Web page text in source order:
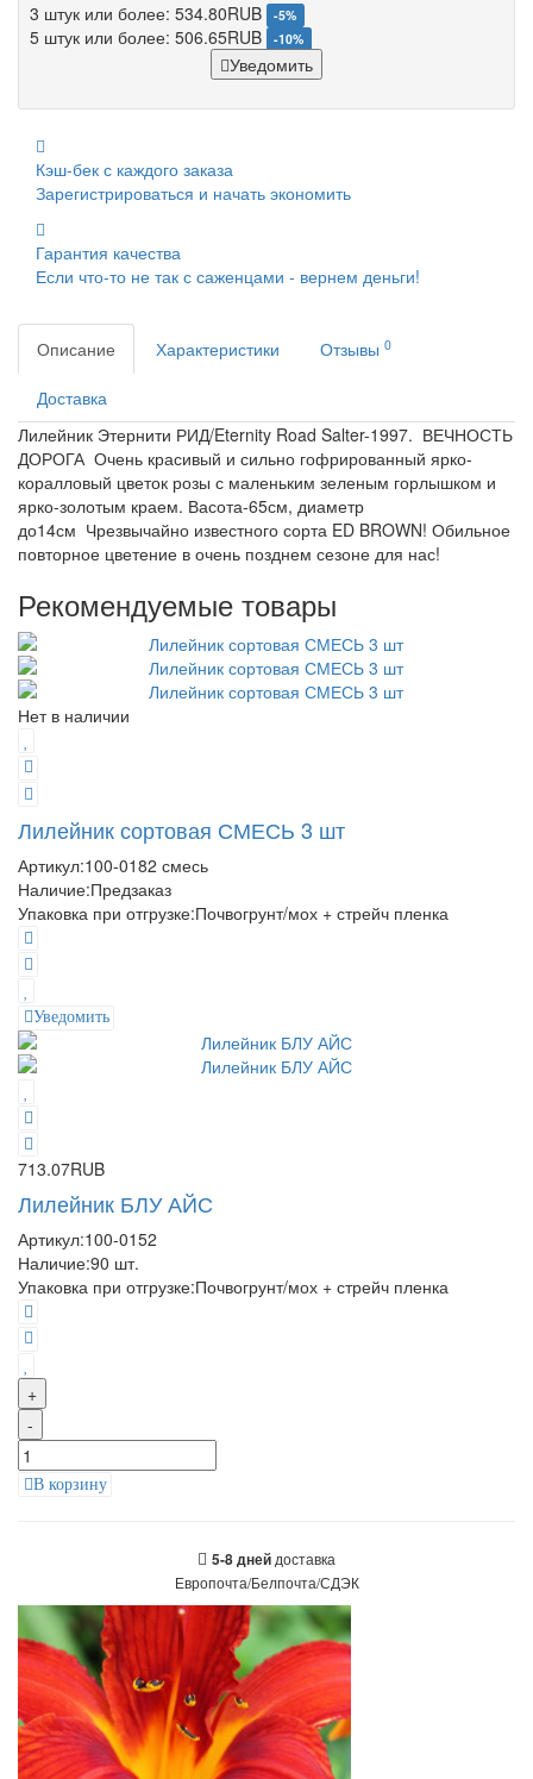
3 штук или более: 534.80RUB
-5%
5 штук или более: 506.65RUB -10%
Уведомить
Кэш-бек с каждого заказа
Зарегистрироваться и начать экономить
Гарантия качества
Если что-то не так с саженцами - вернем деньги!
Описание Характеристики Отзывы 0
Доставка
Лилейник Этернити РИД/Eternity Road Salter-1997. ВЕЧНОСТЬ
ДОРОГА Очень красивый и сильно гофрированный ярко-
коралловый цветок розы с маленьким зеленым горлышком и
ярко-золотым краем. Васота-65см, диаметр
до14см Чрезвычайно известного сорта ED BROWN! Обильное
повторное цветение в очень позднем сезоне для нас!
Рекомендуемые товары
Нет в наличии
Лилейник сортовая СМЕСЬ 3 шт
Артикул:100-0182 смесь
Наличие:Предзаказ
Упаковка при отгрузке:Почвогрунт/мох + стрейч пленка
Уведомить
713.07RUB
Лилейник БЛУ АЙС
Артикул:100-0152
Наличие:90 шт.
Упаковка при отгрузке:Почвогрунт/мох + стрейч пленка
+
-
В корзину
5-8 дней доставка
Европочта/Белпочта/СДЭК